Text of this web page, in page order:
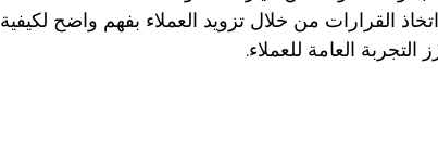
القرارات من خلال تزويد العملاء بفهم واضح لكيفية
العامة للعملاء.